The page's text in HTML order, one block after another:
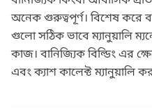
অনেক গুরুত্বপূর্ণ। বিশেষ করে
গুলো সঠিক ভাবে ম্যানুয়ালি
কাজ। বানিজ্যিক বিল্ডিং এর
এবং ক্যাশ কালেক্ট ম্যানুয়ালি